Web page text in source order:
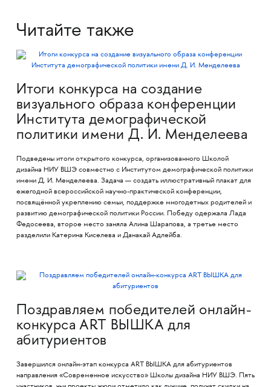
Читайте также
Итоги конкурса на создание
визуального образа конференции
Института демографической
политики имени Д. И. Менделеева
Подведены итоги открытого конкурса, организованного Школой
дизайна НИУ ВШЭ совместно с Институтом демографической политики
имени Д. И. Менделеева. Задача — создать иллюстративный плакат для
ежегодной всероссийской научно-практической конференции,
посвящённой укреплению семьи, поддержке многодетных родителей и
развитию демографической политики России. Победу одержала Лада
Федосеева, второе место заняла Алина Шарапова, а третье место
разделили Катерина Киселева и Данакай Адлейба.
Поздравляем победителей онлайн-
конкурса ART ВЫШКА для
абитуриентов
Завершился онлайн-этап конкурса ART ВЫШКА для абитуриентов
направления «Современное искусство» Школы дизайна НИУ ВШЭ. Пять